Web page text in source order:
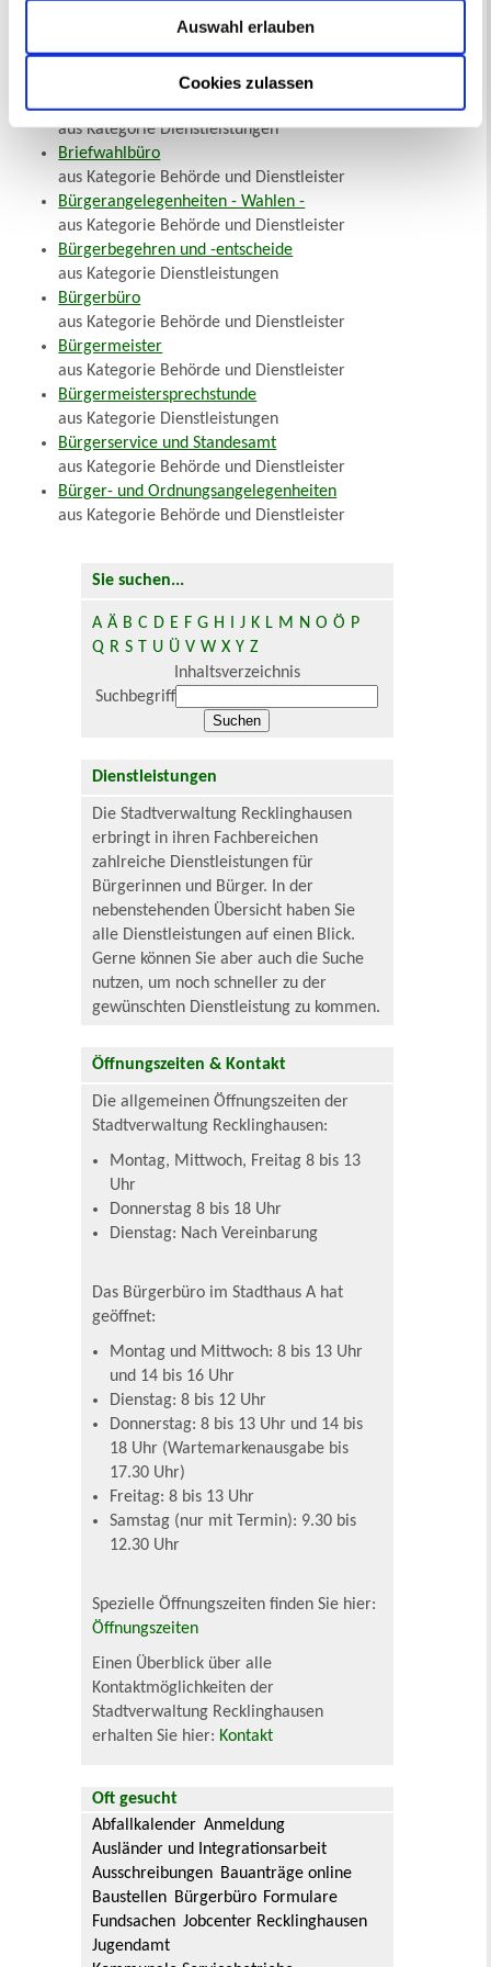
Cookies zulassen
Auswahl erlauben
aus Kategorie Dienstleistungen
Brandverhütungsschau
aus Kategorie Dienstleistungen
Brauchtumsfeuer
aus Kategorie Dienstleistungen
Briefwahlbüro
aus Kategorie Behörde und Dienstleister
Bürgerangelegenheiten - Wahlen -
aus Kategorie Behörde und Dienstleister
Bürgerbegehren und -entscheide
aus Kategorie Dienstleistungen
Bürgerbüro
aus Kategorie Behörde und Dienstleister
Bürgermeister
aus Kategorie Behörde und Dienstleister
Bürgermeistersprechstunde
aus Kategorie Dienstleistungen
Bürgerservice und Standesamt
aus Kategorie Behörde und Dienstleister
Bürger- und Ordnungsangelegenheiten
aus Kategorie Behörde und Dienstleister
Sie suchen...
A Ä B C D E F G H J K L M N O Ö P
Q R S T U Ü V W X Y Z
Inhaltsverzeichnis
Suchbegriff
Dienstleistungen
Die Stadtverwaltung Recklinghausen
erbringt in ihren Fachbereichen
zahlreiche Dienstleistungen für
Bürgerinnen und Bürger. In der
nebenstehenden Übersicht haben Sie
alle Dienstleistungen auf einen Blick.
Gerne können Sie aber auch die Suche
nutzen, um noch schneller zu der
gewünschten Dienstleistung zu kommen.
Öffnungszeiten & Kontakt
Die allgemeinen Öffnungszeiten der
Stadtverwaltung Recklinghausen:
Montag, Mittwoch, Freitag 8 bis 13
Uhr
Donnerstag 8 bis 18 Uhr
Dienstag: Nach Vereinbarung
Das Bürgerbüro im Stadthaus A hat
geöffnet:
Montag und Mittwoch: 8 bis 13 Uhr
und 14 bis 16 Uhr
Dienstag: 8 bis 12 Uhr
Donnerstag: 8 bis 13 Uhr und 14 bis
18 Uhr (Wartemarkenausgabe bis
17.30 Uhr)
Freitag: 8 bis 13 Uhr
Samstag (nur mit Termin): 9.30 bis
12.30 Uhr
Spezielle Öffnungszeiten finden Sie hier:
Öffnungszeiten
Einen Überblick über alle
Kontaktmöglichkeiten der
Stadtverwaltung Recklinghausen
erhalten Sie hier: Kontakt
Oft gesucht
Abfallkalender Anmeldung
Ausländer und Integrationsarbeit
Ausschreibungen Bauanträge online
Baustellen Bürgerbüro Formulare
Fundsachen Jobcenter Recklinghausen
Jugendamt